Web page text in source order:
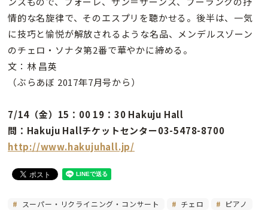
情的な名旋律で、そのエスプリを聴かせる。後半は、一気
に技巧と愉悦が解放されるような名品、メンデルスゾーン
のチェロ・ソナタ第2番で華やかに締める。
文：林 昌英
（ぶらあぼ 2017年7月号から）
7/14（金）15：00 19：30 Hakuju Hall
問：Hakuju Hallチケットセンター03-5478-8700
http://www.hakujuhall.jp/
スーパー・リクライニング・コンサート チェロ
ピアノ